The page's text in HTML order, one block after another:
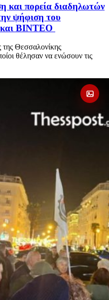
και πορεία διαδηλωτών
ψήφιση του
ΒΙΝΤΕΟ
της Θεσσαλονίκης
θέλησαν να ενώσουν τις